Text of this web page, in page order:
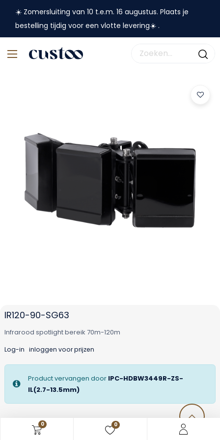
0 0
☀️ Zomersluiting van 10 t.e.m. 16 augustus. Plaats je
bestelling tijdig voor een vlotte levering☀️ .
IR120-90-SG63
Infrarood spotlight bereik 70m-120m
Log-in inloggen voor prijzen
Product vervangen door IPC-HDBW3449R-ZS-
IL(2.7-13.5mm)